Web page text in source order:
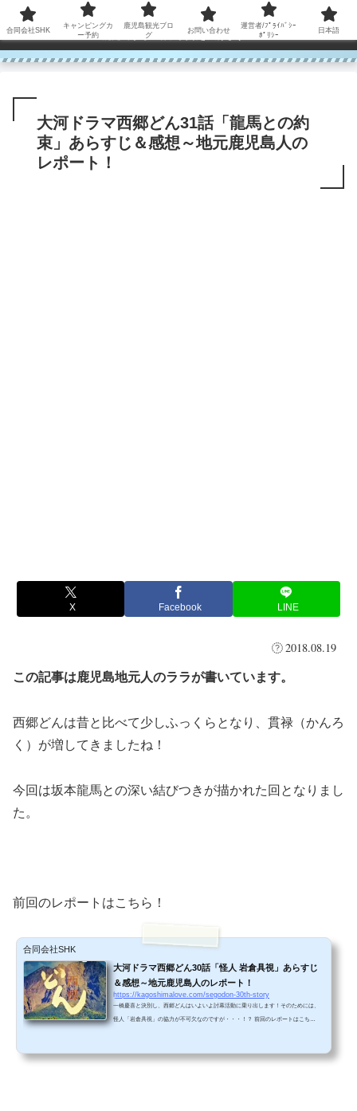
コンテンツへスキップ
鹿児島から世界に笑顔を広げます！
大河ドラマ西郷どん31話「龍馬との約
束」あらすじ＆感想～地元鹿児島人の
レポート！
X Facebook LINE
2018.08.19
この記事は鹿児島地元人のララが書いています。
西郷どんは昔と比べて少しふっくらとなり、貫禄（かんろ
く）が増してきましたね！
今回は坂本龍馬との深い結びつきが描かれた回となりまし
た。
前回のレポートはこちら！
合同会社SHK
大河ドラマ西郷どん30話「怪人 岩倉具視」あらすじ
＆感想～地元鹿児島人のレポート！
https://kagoshimalove.com/segodon-30th-story
一橋慶喜と決別し、西郷どんはいよいよ討幕活動に乗り出します！そのためには、
怪人「岩倉具視」の協力が不可欠なのですが・・・！？ 前回のレポートはこち
合同会社SHK
キャンピングカ
ー予約
鹿児島観光ブロ
グ
お問い合わせ
運営者/ﾌﾟﾗｲﾊﾞｼｰ
ﾎﾟﾘｼｰ
日本語